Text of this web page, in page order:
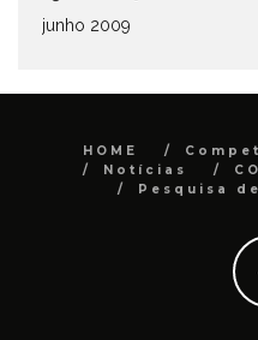
junho 2009
HOME
Notícias
Pesquisa